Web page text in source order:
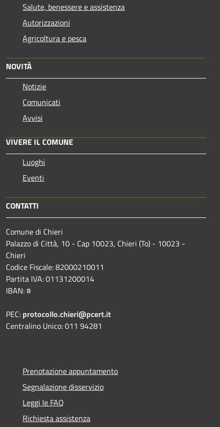
Salute, benessere e assistenza
Autorizzazioni
Agricoltura e pesca
NOVITÀ
Notizie
Comunicati
Avvisi
VIVERE IL COMUNE
Luoghi
Eventi
CONTATTI
Comune di Chieri
Palazzo di Città, 10 - Cap 10023, Chieri (To) - 10023 -
Chieri
Codice Fiscale: 82000210011
Partita IVA: 01131200014
IBAN: #
PEC: protocollo.chieri@pcert.it
Centralino Unico: 011 94281
Prenotazione appuntamento
Segnalazione disservizio
Leggi le FAQ
Richiesta assistenza